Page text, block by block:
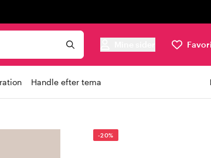
Handle efter tema
-20%